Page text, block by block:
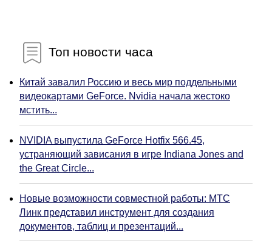
Топ новости часа
Китай завалил Россию и весь мир поддельными
видеокартами GeForce. Nvidia начала жестоко
мстить...
NVIDIA выпустила GeForce Hotfix 566.45,
устраняющий зависания в игре Indiana Jones and
the Great Circle...
Новые возможности совместной работы: МТС
Линк представил инструмент для создания
документов, таблиц и презентаций...